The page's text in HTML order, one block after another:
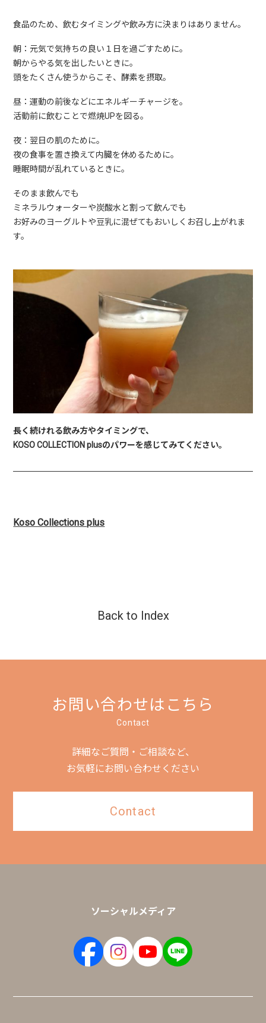
食品のため、飲むタイミングや飲み方に決まりはありません。
朝：元気で気持ちの良い１日を過ごすために。
朝からやる気を出したいときに。
頭をたくさん使うからこそ、酵素を摂取。
昼：運動の前後などにエネルギーチャージを。
活動前に飲むことで燃焼UPを図る。
夜：翌日の肌のために。
夜の食事を置き換えて内臓を休めるために。
睡眠時間が乱れているときに。
そのまま飲んでも
ミネラルウォーターや炭酸水と割って飲んでも
お好みのヨーグルトや豆乳に混ぜてもおいしくお召し上がれま
す。
長く続けれる飲み方やタイミングで、
KOSO COLLECTION plusのパワーを感じてみてください。
Koso Collections plus
Back to Index
お問い合わせはこちら
Contact
詳細なご質問・ご相談など、
お気軽にお問い合わせください
Contact
ソーシャルメディア